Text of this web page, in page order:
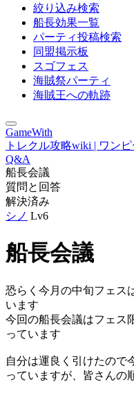
絞り込み検索
船長効果一覧
パーティ投稿検索
同盟掲示板
スゴフェス
海賊祭パーティ
海賊王への軌跡
GameWith
トレクル攻略wiki | ワン
Q&A
船長会議
質問と回答
解決済み
シノ Lv6
船長会議
恐らく今月の中旬フェス
います
今回の船長会議はフェス
っています
自分は運良く引けたので
っていますが、皆さんの